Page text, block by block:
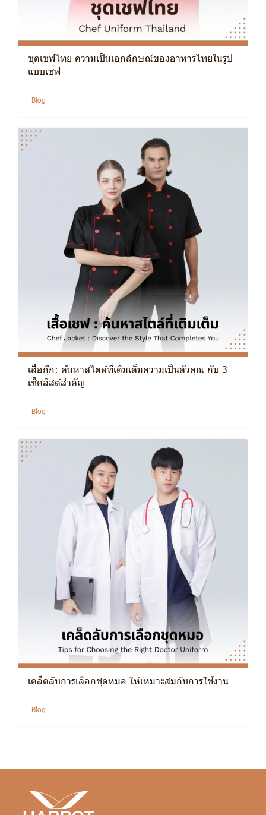
ชุดเชฟไทย ความเป็นเอกลักษณ์ของอาหารไทยในรูป
แบบเชฟ
Blog
เสื้อกุ๊ก: ค้นหาสไตล์ที่เติมเต็มความเป็นตัวคุณ กับ 3
เช็คลิสต์สำคัญ
Blog
เคล็ดลับการเลือกชุดหมอ ให้เหมาะสมกับการใช้งาน
Blog